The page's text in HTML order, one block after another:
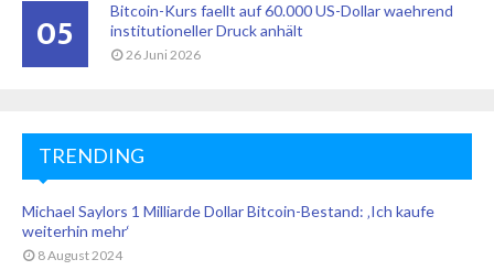
05
Bitcoin-Kurs faellt auf 60.000 US-Dollar waehrend
institutioneller Druck anhält
26 Juni 2026
TRENDING
Michael Saylors 1 Milliarde Dollar Bitcoin-Bestand: ‚Ich kaufe
weiterhin mehr‘
8 August 2024